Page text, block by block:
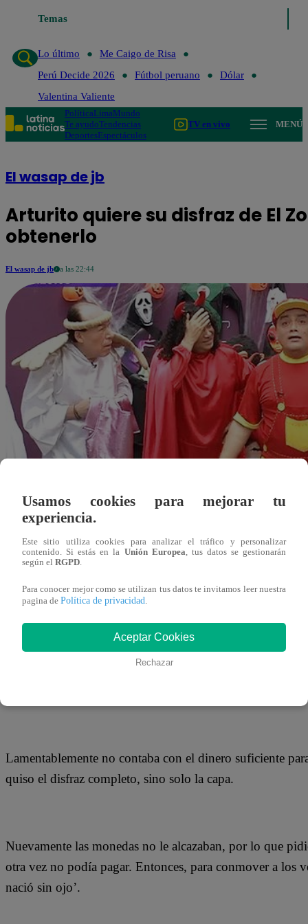
Temas
Lo último
Me Caigo de Risa
Perú Decide 2026
Fútbol peruano
Dólar
Valentina Valiente
PolíticaLimaMundo
Te ayudoTendencias
DeportesEspectáculos
TV en vivo MENÚ
El wasap de jb
Arturito quiere su disfraz de El
obtenerlo
El wasap de jb a las 22:44
Redacción Latina
A pocos días de Halloween, los disfraces salen como
Lamentablemente no contaba con el dinero suficiente
quiso el disfraz completo, sino solo la capa.
Nuevamente las monedas no le alcazaban, por lo que
otra vez no podía pagar. Entonces, para conmover a los
nació sin ojo’.
Usamos cookies para mejorar tu
experiencia.
Este sitio utiliza cookies para analizar el tráfico y personalizar
contenido. Si estás en la Unión Europea , tus datos se gestionarán
según el RGPD
Para conocer mejor como se utilizan tus datos te invitamos leer nuestra
pagina de Política de privacidad
Aceptar Cookies
Rechazar